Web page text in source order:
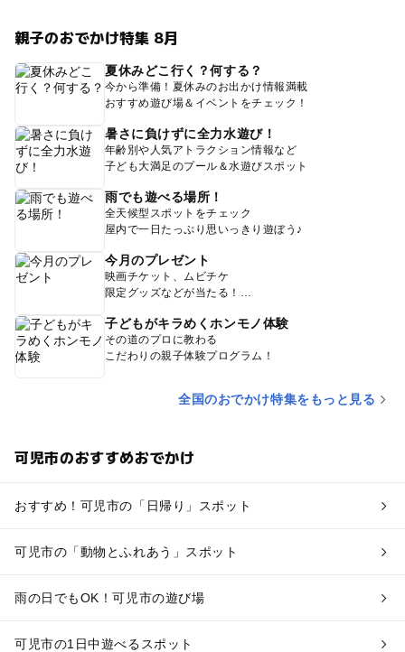
親子のおでかけ特集 8月
夏休みどこ行く？何する？
今から準備！夏休みのお出かけ情報満載
おすすめ遊び場＆イベントをチェック！
暑さに負けずに全力水遊び！
年齢別や人気アトラクション情報など
子ども大満足のプール＆水遊びスポット
雨でも遊べる場所！
全天候型スポットをチェック
屋内で一日たっぷり思いっきり遊ぼう♪
今月のプレゼント
映画チケット、ムビチケ
限定グッズなどが当たる！
子どもがキラめくホンモノ体験
その道のプロに教わる
こだわりの親子体験プログラム！
全国のおでかけ特集をもっと見る
可児市のおすすめおでかけ
おすすめ！可児市の「日帰り」スポット
可児市の「動物とふれあう」スポット
雨の日でもOK！可児市の遊び場
可児市の1日中遊べるスポット